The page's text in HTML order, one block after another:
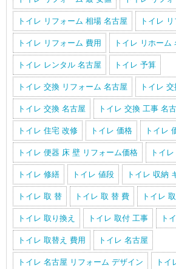
トイレ リフォーム 相場 名古屋 トイレ
トイレ リフォーム 費用 トイレ リホーム
トイレ レンタル 名古屋 トイレ 予算
トイレ 交換 リフォーム 名古屋 トイレ
トイレ 交換 名古屋 トイレ 交換 工事 名
トイレ 住宅 改修 トイレ 価格 トイレ
トイレ 便器 床 壁 リフォーム価格 トイ
トイレ 修繕 トイレ 値段 トイレ 収納
トイレ 取 替 トイレ 取 替 費 トイレ
トイレ 取り換え トイレ 取付 工事 ト
トイレ 取替え 費用 トイレ 名古屋
トイレ 名古屋 リフォーム デザイン トイ